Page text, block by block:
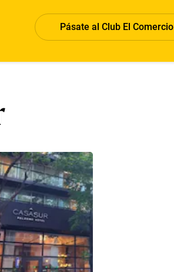
Pásate al Club El Comercio